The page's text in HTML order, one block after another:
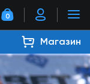
0
Магазин